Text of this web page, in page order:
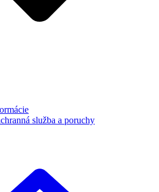
služba a poruchy